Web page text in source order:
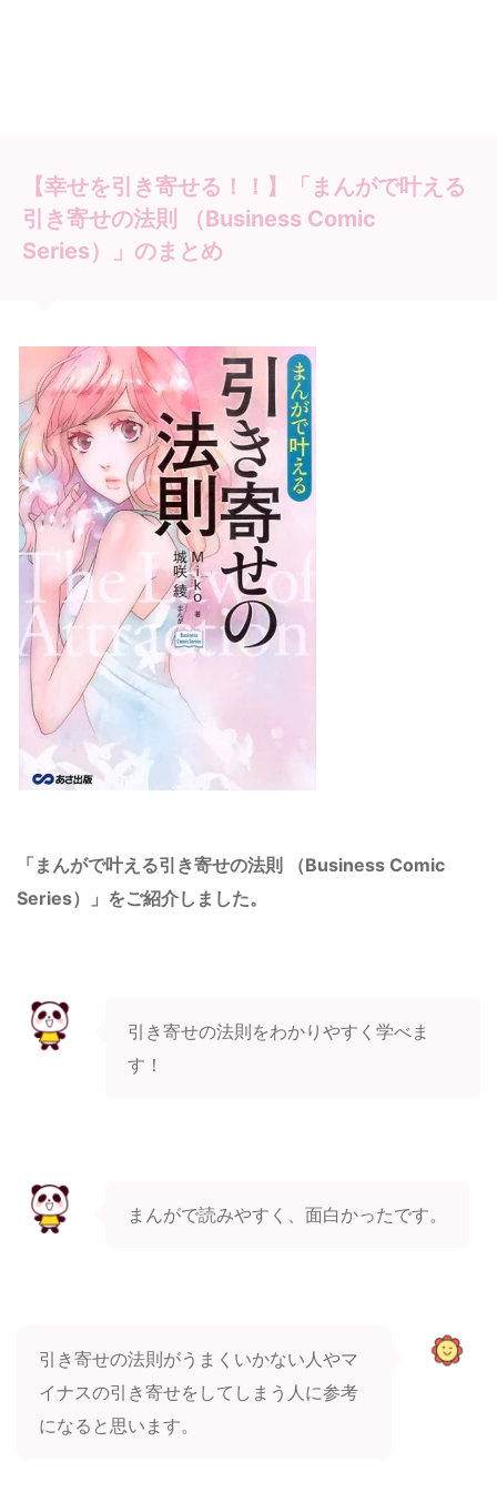
【幸せを引き寄せる！！】「まんがで叶える
引き寄せの法則 （Business Comic
Series）」のまとめ
「まんがで叶える引き寄せの法則 （Business Comic
Series）」をご紹介しました。
引き寄せの法則をわかりやすく学べま
す！
まんがで読みやすく、面白かったです。
引き寄せの法則がうまくいかない人やマ
イナスの引き寄せをしてしまう人に参考
になると思います。